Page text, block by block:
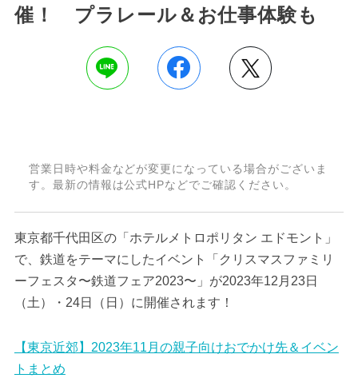
催！ プラレール＆お仕事体験も
営業日時や料金などが変更になっている場合がございま
す。最新の情報は公式HPなどでご確認ください。
東京都千代田区の「ホテルメトロポリタン エドモント」
で、鉄道をテーマにしたイベント「クリスマスファミリ
ーフェスタ〜鉄道フェア2023〜」が2023年12月23日
（土）・24日（日）に開催されます！
【東京近郊】2023年11月の親子向けおでかけ先＆イベン
トまとめ